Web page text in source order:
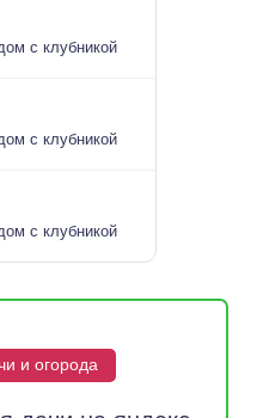
с клубникой
с клубникой
с клубникой
и огорода